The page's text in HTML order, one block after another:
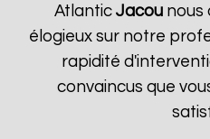
Atlantic Jacounous
élogieux sur notre
rapidité
convaincus que